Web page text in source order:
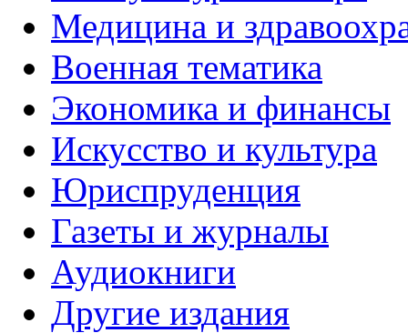
Медицина и
Военная тематика
Экономика и финансы
Искусство и культура
Юриспруденция
Газеты и журналы
Аудиокниги
Другие издания